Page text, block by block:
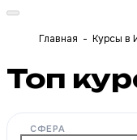
Главная Курсы в
Топ
СФЕРА